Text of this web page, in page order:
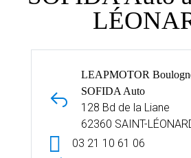
LEAPMOTOR
SOFIDA Auto
128 Bd de la Liane
62360 SAINT-
03 21 10 61 06